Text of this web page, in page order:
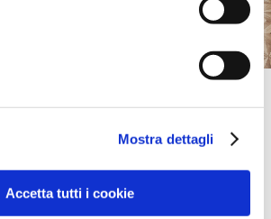
Mostra dettagli
Accetta tutti i cookie
0469093012